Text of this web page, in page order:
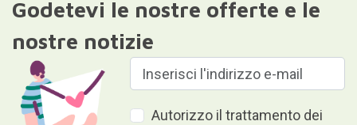
Godetevi le nostre offerte e le
nostre notizie
Autorizzo il trattamento dei